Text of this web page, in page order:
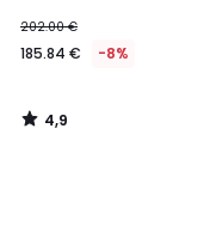
202.00 €
185.84 € -8%
4,9
/